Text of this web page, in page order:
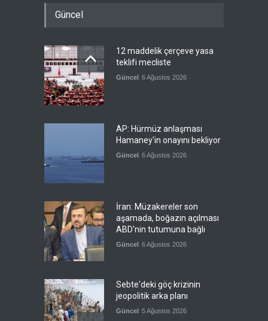
Güncel
12 maddelik çerçeve yasa
teklifi mecliste
Güncel 6 Ağustos 2026
AP: Hürmüz anlaşması
Hamaney'in onayını bekliyor
Güncel 6 Ağustos 2026
İran: Müzakereler son
aşamada, boğazın açılması
ABD'nin tutumuna bağlı
Güncel 6 Ağustos 2026
Sebte'deki göç krizinin
jeopolitik arka planı
Güncel 5 Ağustos 2026